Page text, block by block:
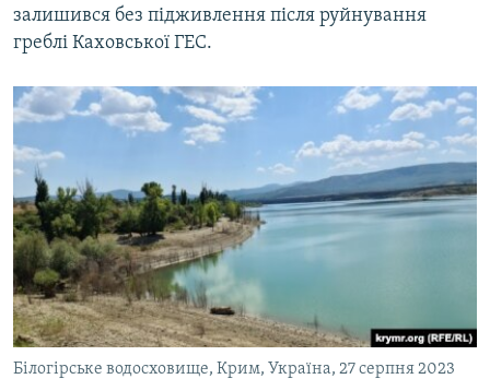
ДОЛУЧАЙСЯ!
Усі сайти RFE/RL
залишився без підживлення після руйнування
греблі Каховської ГЕС.
Білогірське водосховище, Крим, Україна, 27 серпня 2023